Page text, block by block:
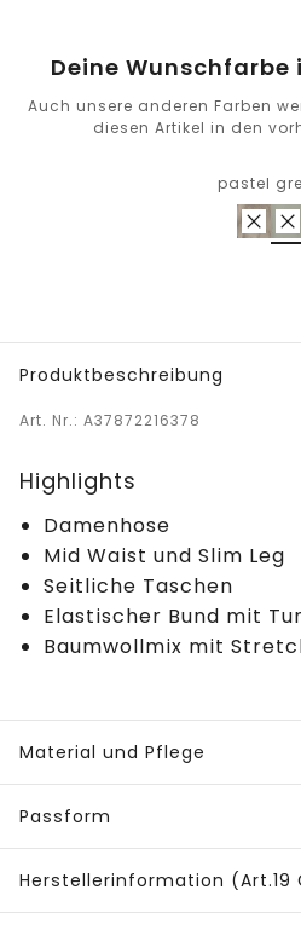
Deine
Auch unsere anderen Farben
diesen Artikel in den
pastel
Produktbeschreibung
Art. Nr.: A37872216378
Highlights
Damenhose
Mid Waist und Slim Leg
Seitliche Taschen
Elastischer Bund mit
Baumwollmix mit
Material und Pflege
Passform
Herstellerinformation (Art.19